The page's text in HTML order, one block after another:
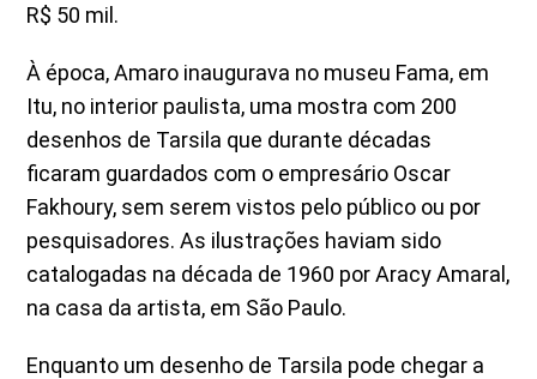
R$ 50 mil.
À época, Amaro inaugurava no museu Fama, em
Itu, no interior paulista, uma mostra com 200
desenhos de Tarsila que durante décadas
ficaram guardados com o empresário Oscar
Fakhoury, sem serem vistos pelo público ou por
pesquisadores. As ilustrações haviam sido
catalogadas na década de 1960 por Aracy Amaral,
na casa da artista, em São Paulo.
Enquanto um desenho de Tarsila pode chegar a